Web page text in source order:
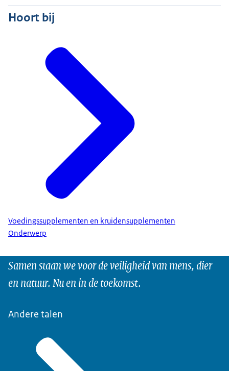
Hoort bij
Voedingssupplementen en kruidensupplementen
Onderwerp
Samen staan we voor de veiligheid van mens, dier
en natuur. Nu en in de toekomst.
Andere talen